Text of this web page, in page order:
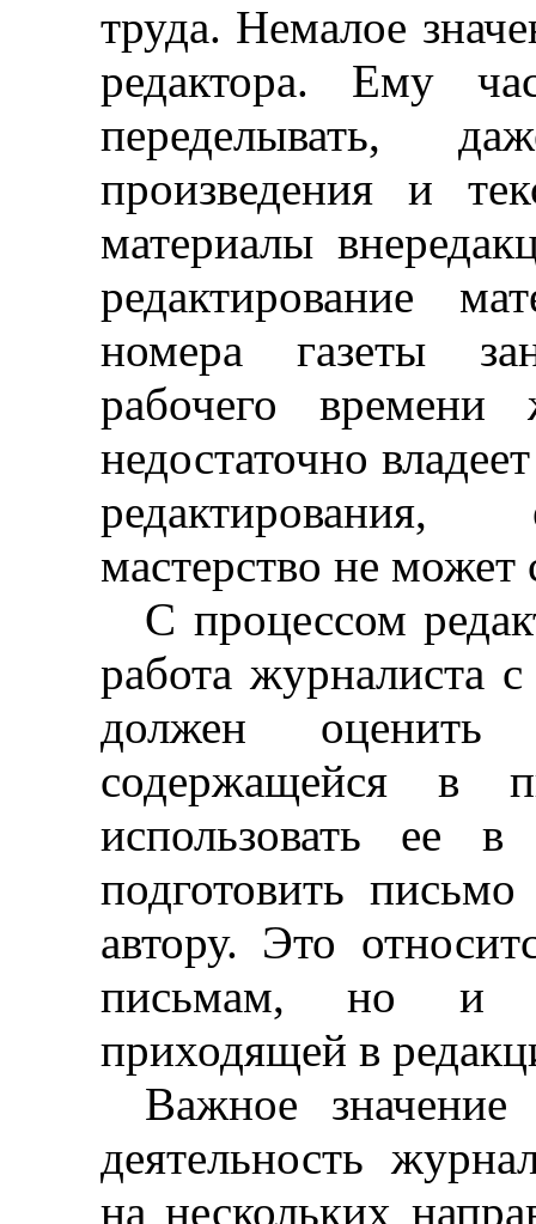
труда. Немалое
редактора. Ему
переделывать,
произведения и
материалы
редактирование
номера газеты
рабочего
недостаточно
редактирования,
мастерство не
С процессом
работа журналиста
должен оценить
содержащейся в
использовать ее
подготовить
автору. Это
письмам, но и к
приходящей в
Важное значение
деятельность
на нескольких